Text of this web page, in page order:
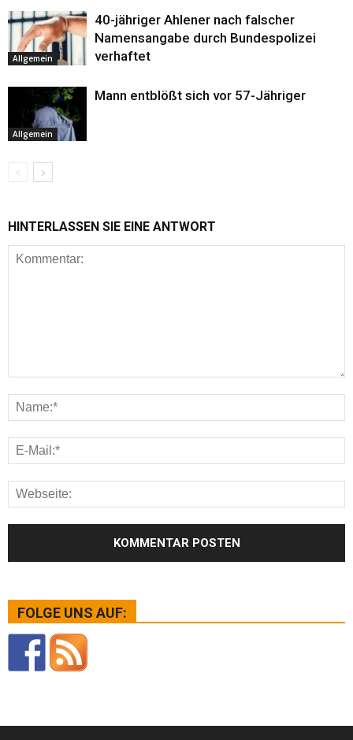
Allgemein
40-jähriger Ahlener nach falscher
Namensangabe durch Bundespolizei
verhaftet
Allgemein
Mann entblößt sich vor 57-Jähriger
HINTERLASSEN SIE EINE ANTWORT
FOLGE UNS AUF: